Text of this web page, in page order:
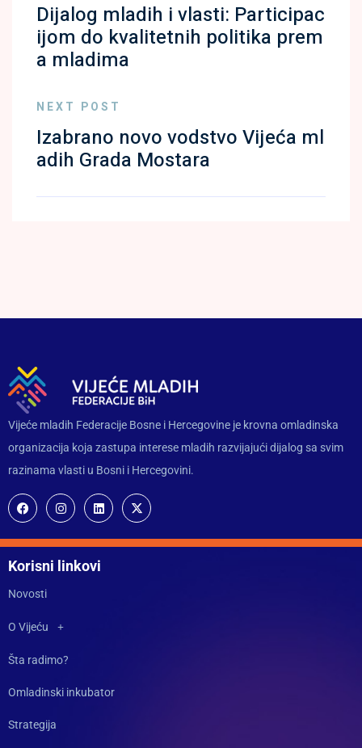
Dijalog mladih i vlasti: Participac
ijom do kvalitetnih politika prem
a mladima
NEXT POST
Izabrano novo vodstvo Vijeća ml
adih Grada Mostara
Vijeće mladih Federacije Bosne i Hercegovine je krovna omladinska
organizacija koja zastupa interese mladih razvijajući dijalog sa svim
razinama vlasti u Bosni i Hercegovini.
Korisni linkovi
Novosti
O Vijeću
Šta radimo?
Omladinski inkubator
Strategija